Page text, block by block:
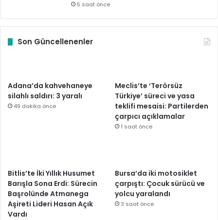
5 saat önce
Son Güncellenenler
Adana’da kahvehaneye
silahlı saldırı: 3 yaralı
49 dakika önce
Meclis’te ‘Terörsüz
Türkiye’ süreci ve yasa
teklifi mesaisi: Partilerden
çarpıcı açıklamalar
1 saat önce
Bitlis’te İki Yıllık Husumet
Barışla Sona Erdi: Sürecin
Başrolünde Atmanega
Aşireti Lideri Hasan Açık
Vardı
Bursa’da iki motosiklet
çarpıştı: Çocuk sürücü ve
yolcu yaralandı
3 saat önce